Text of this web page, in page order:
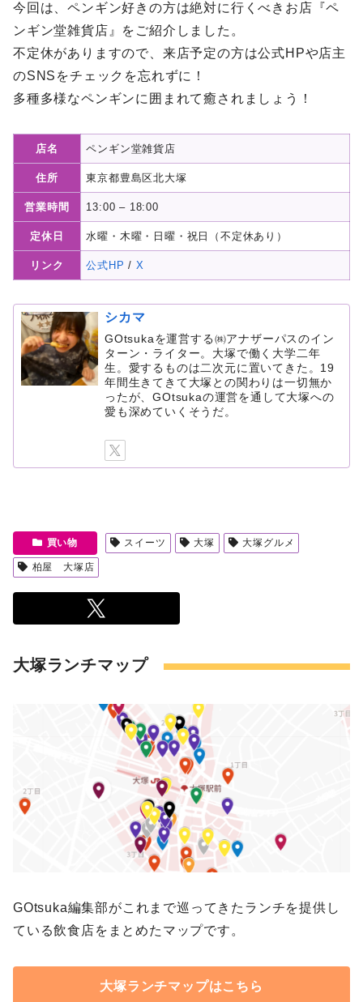
今回は、ペンギン好きの方は絶対に行くべきお店『ペ
ンギン堂雑貨店』をご紹介しました。
不定休がありますので、来店予定の方は公式HPや店主
のSNSをチェックを忘れずに！
多種多様なペンギンに囲まれて癒されましょう！
店名 ペンギン堂雑貨店
住所 東京都豊島区北大塚
営業時間 13:00 – 18:00
定休日 水曜・木曜・日曜・祝日（不定休あり）
リンク 公式HP / X
シカマ
GOtsukaを運営する㈱アナザーパスのイン
ターン・ライター。大塚で働く大学二年
生。愛するものは二次元に置いてきた。19
年間生きてきて大塚との関わりは一切無か
ったが、GOtsukaの運営を通して大塚への
愛も深めていくそうだ。
買い物 スイーツ 大塚 大塚グルメ
柏屋 大塚店
大塚ランチマップ
GOtsuka編集部がこれまで巡ってきたランチを提供し
ている飲食店をまとめたマップです。
大塚ランチマップはこちら